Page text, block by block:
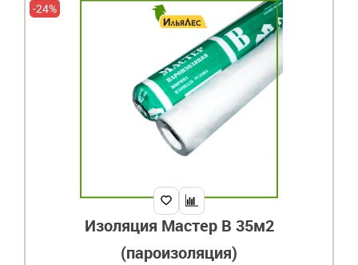
-24%
Изоляция Мастер В 35м2
(пароизоляция)